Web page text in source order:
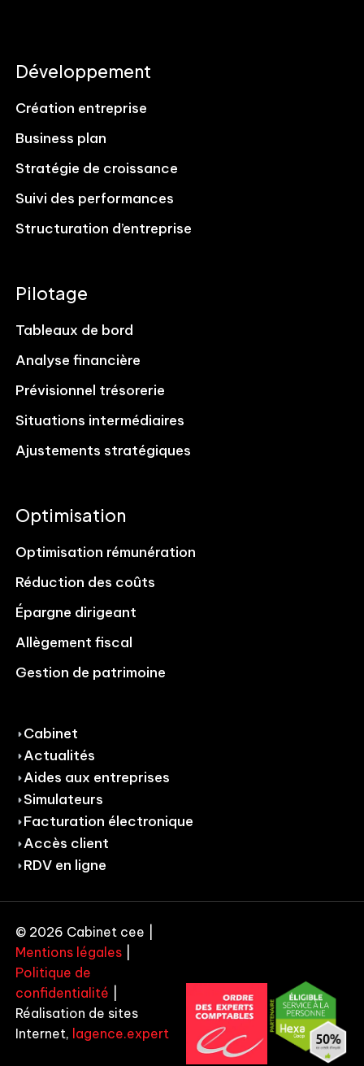
Développement
Création entreprise
Business plan
Stratégie de croissance
Suivi des performances
Structuration d’entreprise
Pilotage
Tableaux de bord
Analyse financière
Prévisionnel trésorerie
Situations intermédiaires
Ajustements stratégiques
Optimisation
Optimisation rémunération
Réduction des coûts
Épargne dirigeant
Allègement fiscal
Gestion de patrimoine
Cabinet
Actualités
Aides aux entreprises
Simulateurs
Facturation électronique
Accès client
RDV en ligne
© 2026 Cabinet cee |
Mentions légales
Politique de
confidentialité
Réalisation de sites
Internet, lagence.expert